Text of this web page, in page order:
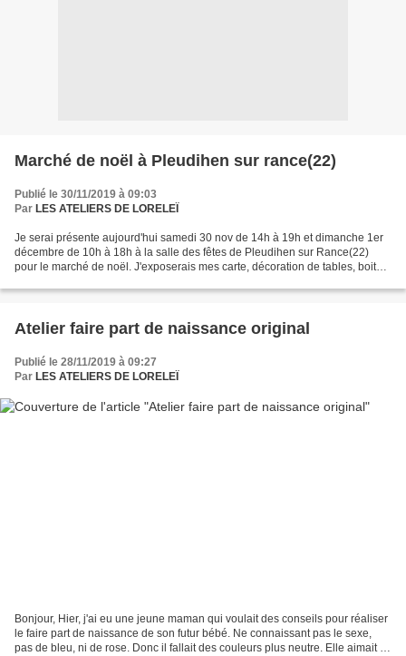
Marché de noël à Pleudihen sur rance(22)
Publié le 30/11/2019 à 09:03
Par LES ATELIERS DE LORELEÏ
Je serai présente aujourd'hui samedi 30 nov de 14h à 19h et dimanche 1er
décembre de 10h à 18h à la salle des fêtes de Pleudihen sur Rance(22)
pour le marché de noël. J'exposerais mes carte, décoration de tables, boites
Atelier faire part de naissance original
Publié le 28/11/2019 à 09:27
Par LES ATELIERS DE LORELEÏ
Bonjour, Hier, j'ai eu une jeune maman qui voulait des conseils pour réaliser
le faire part de naissance de son futur bébé. Ne connaissant pas le sexe,
pas de bleu, ni de rose. Donc il fallait des couleurs plus neutre. Elle aimait le